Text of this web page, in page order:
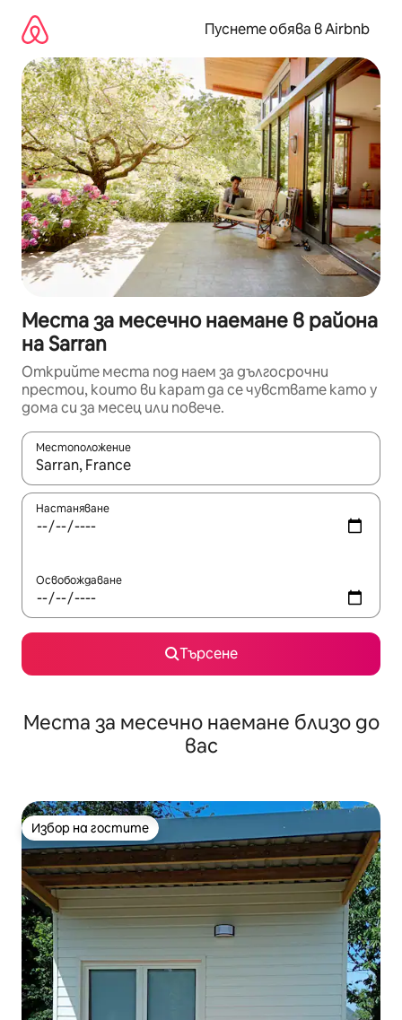
съдържанието
Пуснете обява в Airbnb
Места за месечно наемане в района
на Sarran
Открийте места под наем за дългосрочни
престои, които ви карат да се чувствате като у
дома си за месец или повече.
Местоположение
Когато резултатите се покажат, използвайте
Настаняване
Освобождаване
Търсене
Места за месечно наемане близо до
вас
Избор на гостите
Избор на гостите